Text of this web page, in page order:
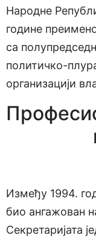
Народне
године
са
политичко-
организацији
Између 1994.
био ангажован
Секретаријата